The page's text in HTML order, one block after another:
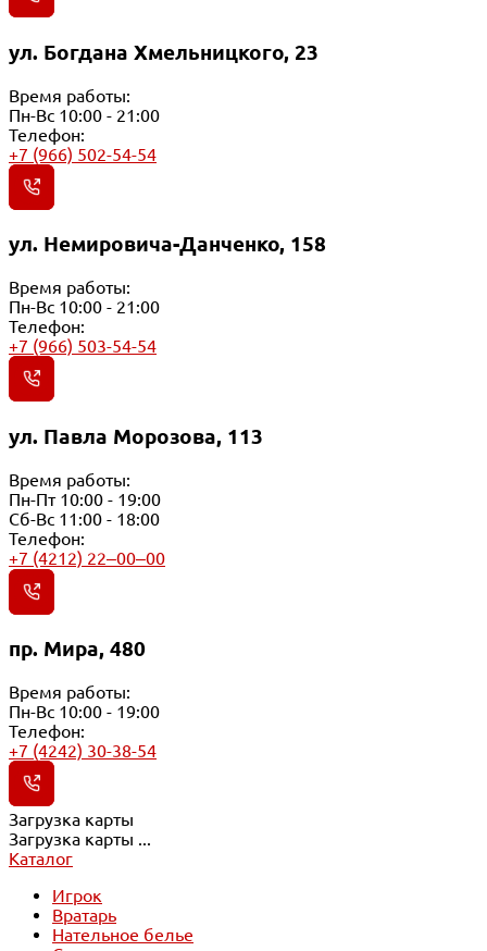
ул. Богдана Хмельницкого, 23
Время работы:
Пн-Вс 10:00 - 21:00
Телефон:
+7 (966) 502-54-54
ул. Немировича-Данченко, 158
Время работы:
Пн-Вс 10:00 - 21:00
Телефон:
+7 (966) 503-54-54
ул. Павла Морозова, 113
Время работы:
Пн-Пт 10:00 - 19:00
Сб-Вс 11:00 - 18:00
Телефон:
+7 (4212) 22‒00‒00
пр. Мира, 480
Время работы:
Пн-Вс 10:00 - 19:00
Телефон:
+7 (4242) 30-38-54
Загрузка карты
Загрузка карты ...
Каталог
Игрок
Вратарь
Нательное белье